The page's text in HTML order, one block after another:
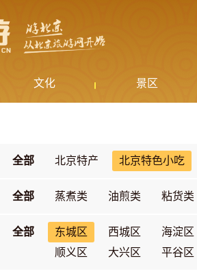
文化 景区
全部 北京特产 北京特色小吃
全部 蒸煮类 油煎类 粘货类
全部 东城区 西城区
海淀区
顺义区
大兴区 平谷区